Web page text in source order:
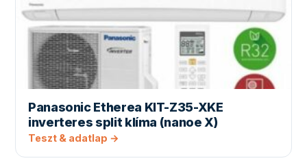
Panasonic Etherea KIT-Z35-XKE
inverteres split klíma (nanoe X)
Teszt & adatlap →